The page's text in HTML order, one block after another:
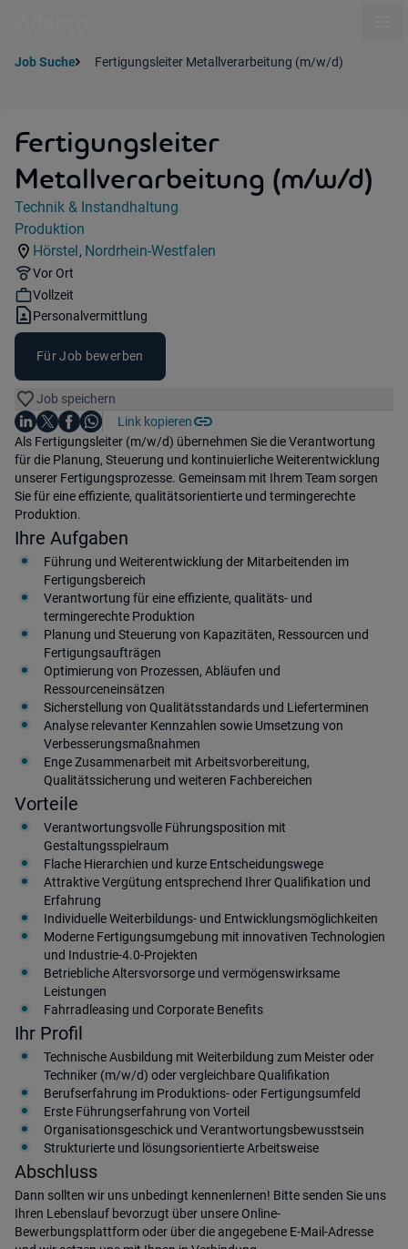
Job Suche Fertigungsleiter Metallverarbeitung (m/w/d)
Fertigungsleiter
Metallverarbeitung (m/w/d)
Jobdetails
Kategorie:
Technik & Instandhaltung
Industry:
Produktion
Standorte:
Hörstel,
Region:
Nordrhein-Westfalen
Remote Option:
Vor Ort
Workhours:
Vollzeit
Vertragsart:
Personalvermittlung
Für Job bewerben
Job speichern
Teile diesen Job
Auf LinkedIn teilen
Auf X teilen
Auf Facebook teilen
Auf WhatsApp teilen
Link kopieren
Einleitung
Als Fertigungsleiter (m/w/d) übernehmen Sie die Verantwortung
für die Planung, Steuerung und kontinuierliche Weiterentwicklung
unserer Fertigungsprozesse. Gemeinsam mit Ihrem Team sorgen
Sie für eine effiziente, qualitätsorientierte und termingerechte
Produktion.
Ihre Aufgaben
Führung und Weiterentwicklung der Mitarbeitenden im
Fertigungsbereich
Verantwortung für eine effiziente, qualitäts- und
termingerechte Produktion
Planung und Steuerung von Kapazitäten, Ressourcen und
Fertigungsaufträgen
Optimierung von Prozessen, Abläufen und
Ressourceneinsätzen
Sicherstellung von Qualitätsstandards und Lieferterminen
Analyse relevanter Kennzahlen sowie Umsetzung von
Verbesserungsmaßnahmen
Enge Zusammenarbeit mit Arbeitsvorbereitung,
Qualitätssicherung und weiteren Fachbereichen
Vorteile
Verantwortungsvolle Führungsposition mit
Gestaltungsspielraum
Flache Hierarchien und kurze Entscheidungswege
Attraktive Vergütung entsprechend Ihrer Qualifikation und
Erfahrung
Individuelle Weiterbildungs- und Entwicklungsmöglichkeiten
Moderne Fertigungsumgebung mit innovativen Technologien
und Industrie-4.0-Projekten
Betriebliche Altersvorsorge und vermögenswirksame
Leistungen
Fahrradleasing und Corporate Benefits
Ihr Profil
Technische Ausbildung mit Weiterbildung zum Meister oder
Techniker (m/w/d) oder vergleichbare Qualifikation
Berufserfahrung im Produktions- oder Fertigungsumfeld
Erste Führungserfahrung von Vorteil
Organisationsgeschick und Verantwortungsbewusstsein
Strukturierte und lösungsorientierte Arbeitsweise
Abschluss
Dann sollten wir uns unbedingt kennenlernen! Bitte senden Sie uns
Ihren Lebenslauf bevorzugt über unsere Online-
Bewerbungsplattform oder über die angegebene E-Mail-Adresse